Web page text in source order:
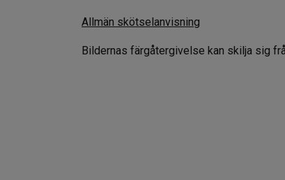
Allmän skötselanvisning
Bildernas färgåtergivelse kan skilja sig